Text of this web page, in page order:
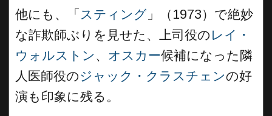
他にも、「 スティング 」（1973）で絶妙
な詐欺師ぶりを見せた、上司役の レイ・
ウォルストン 、 オスカー候補になった隣
人医師役のジャック・クラスチェンの好
演も印象に残る。